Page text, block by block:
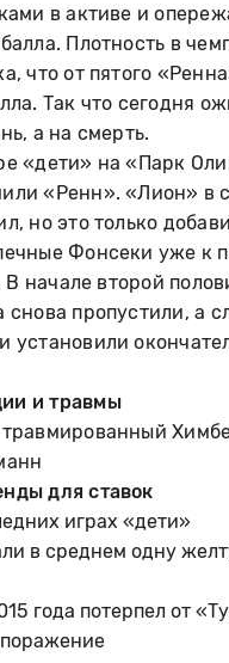
в активе и
Плотность в
что от пятого
Так что сегодня
а на смерть.
«дети» на «Парк
«Ренн». «Лион» в
но это только
Фонсеки уже к
В начале второй
снова пропустили, а
установили
и травмы
для ставок
играх «дети»
в среднем одну
года потерпел от